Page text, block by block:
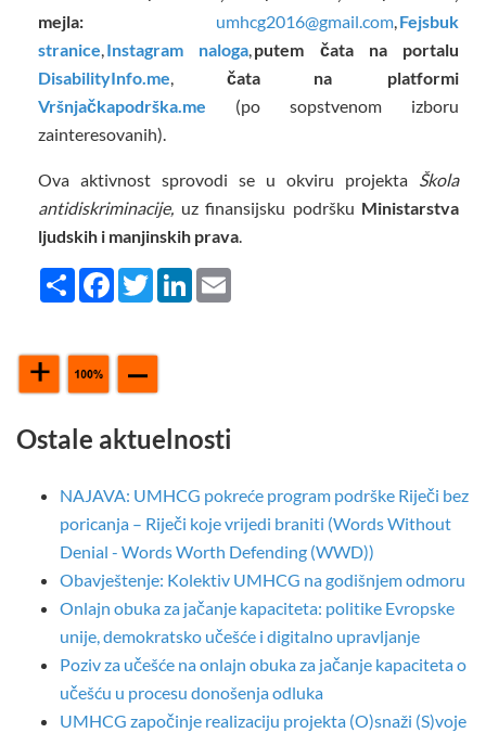
mejla: umhcg2016@gmail.com,Fejsbuk
stranice,Instagram naloga,putem čata na portalu
DisabilityInfo.me, čata na
platformi
Vršnjačkapodrška.me (po sopstvenom izboru
zainteresovanih).
Ova aktivnost sprovodi se u okviru projekta Škola
antidiskriminacije, uz finansijsku podršku Ministarstva
ljudskih i manjinskih prava.
Share FacebookTwitterLinkedIn
Ostale aktuelnosti
NAJAVA: UMHCG pokreće program podrške Riječi bez
poricanja – Riječi koje vrijedi braniti (Words Without
Denial - Words Worth Defending (WWD))
Obavještenje: Kolektiv UMHCG na godišnjem odmoru
Onlajn obuka za jačanje kapaciteta: politike Evropske
unije, demokratsko učešće i digitalno upravljanje
Poziv za učešće na onlajn obuka za jačanje kapaciteta o
učešću u procesu donošenja odluka
UMHCG započinje realizaciju projekta (O)snaži (S)voje